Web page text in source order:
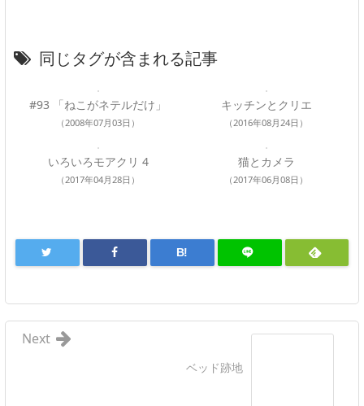
同じタグが含まれる記事
#93 「ねこがネテルだけ」
（2008年07月03日）
キッチンとクリエ
（2016年08月24日）
いろいろモアクリ 4
（2017年04月28日）
猫とカメラ
（2017年06月08日）
B!
ベッド跡地
Next